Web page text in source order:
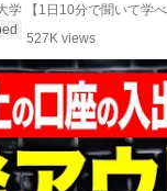
学 【1日10分で聞いて学べ
527K views